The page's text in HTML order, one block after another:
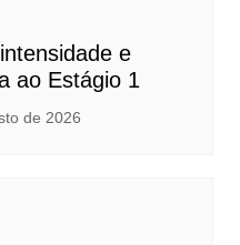
e
ao Estágio 1
de 2026